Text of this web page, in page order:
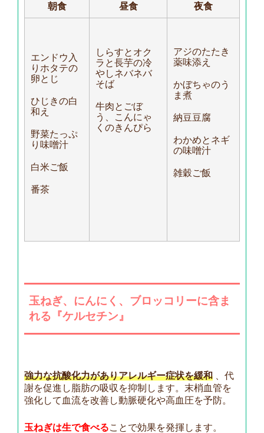
朝食 昼食 夜食
エンドウ入
りホタテの
卵とじ
ひじきの白
和え
野菜たっぷ
り味噌汁
白米ご飯
番茶
しらすとオク
ラと長芋の冷
やしネバネバ
そば
牛肉とごぼ
う、こんにゃ
くのきんぴら
アジのたたき
薬味添え
かぼちゃのう
ま煮
納豆豆腐
わかめとネギ
の味噌汁
雑穀ご飯
玉ねぎ、にんにく、 ブロッコリーに含ま
れる 『ケルセチン』
強力な抗酸化力がありアレルギー症状を緩和 、代
謝を促進し脂肪の吸収を抑制します。末梢血管を
強化して血流を改善し動脈硬化や高血圧を予防。
玉ねぎは生で食べることで効果を発揮します。